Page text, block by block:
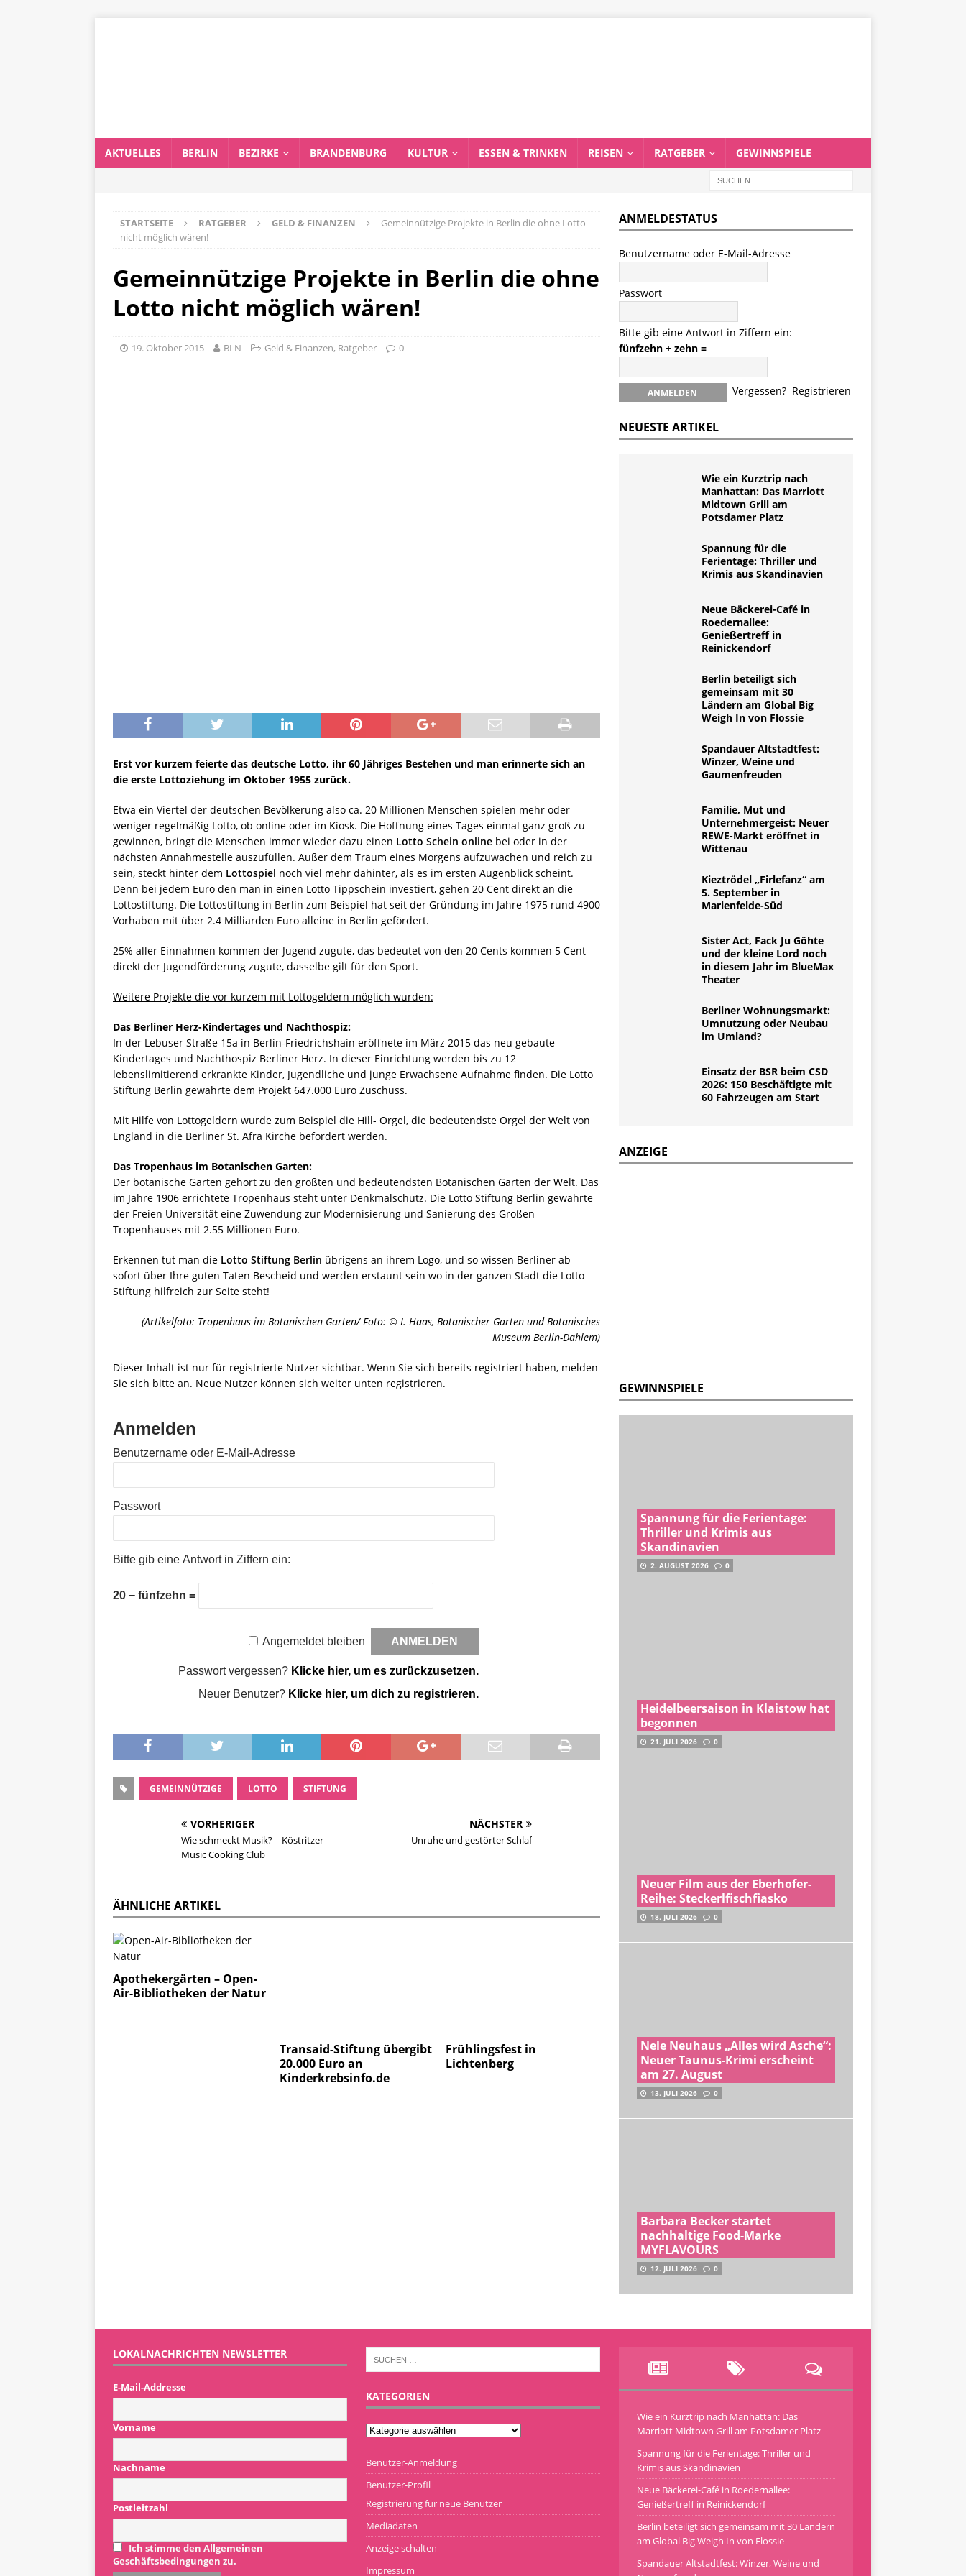
AKTUELLES BERLIN BEZIRKE BRANDENBURG KULTUR ESSEN & TRINKEN REISEN RATGEBER GEWINNSPIELE
STARTSEITE RATGEBER GELD & FINANZEN
Gemeinnützige Projekte in Berlin die ohne Lotto
nicht möglich wären!
Gemeinnützige Projekte in Berlin die ohne
Lotto nicht möglich wären!
19. Oktober 2015 BLN Geld & Finanzen, Ratgeber 0
Erst vor kurzem feierte das deutsche Lotto, ihr 60 Jähriges Bestehen und man erinnerte sich an
die erste Lottoziehung im Oktober 1955 zurück.
Etwa ein Viertel der deutschen Bevölkerung also ca. 20 Millionen Menschen spielen mehr oder
weniger regelmäßig Lotto, ob online oder im Kiosk. Die Hoffnung eines Tages einmal ganz groß zu
gewinnen, bringt die Menschen immer wieder dazu einen Lotto Schein online bei oder in der
nächsten Annahmestelle auszufüllen. Außer dem Traum eines Morgens aufzuwachen und reich zu
sein, steckt hinter dem Lottospiel noch viel mehr dahinter, als es im ersten Augenblick scheint.
Denn bei jedem Euro den man in einen Lotto Tippschein investiert, gehen 20 Cent direkt an die
Lottostiftung. Die Lottostiftung in Berlin zum Beispiel hat seit der Gründung im Jahre 1975 rund 4900
Vorhaben mit über 2.4 Milliarden Euro alleine in Berlin gefördert.
25% aller Einnahmen kommen der Jugend zugute, das bedeutet von den 20 Cents kommen 5 Cent
direkt der Jugendförderung zugute, dasselbe gilt für den Sport.
Weitere Projekte die vor kurzem mit Lottogeldern möglich wurden:
Das Berliner Herz-Kindertages und Nachthospiz:
In der Lebuser Straße 15a in Berlin-Friedrichshain eröffnete im März 2015 das neu gebaute
Kindertages und Nachthospiz Berliner Herz. In dieser Einrichtung werden bis zu 12
lebenslimitierend erkrankte Kinder, Jugendliche und junge Erwachsene Aufnahme finden. Die Lotto
Stiftung Berlin gewährte dem Projekt 647.000 Euro Zuschuss.
Mit Hilfe von Lottogeldern wurde zum Beispiel die Hill- Orgel, die bedeutendste Orgel der Welt von
England in die Berliner St. Afra Kirche befördert werden.
Das Tropenhaus im Botanischen Garten:
Der botanische Garten gehört zu den größten und bedeutendsten Botanischen Gärten der Welt. Das
im Jahre 1906 errichtete Tropenhaus steht unter Denkmalschutz. Die Lotto Stiftung Berlin gewährte
der Freien Universität eine Zuwendung zur Modernisierung und Sanierung des Großen
Tropenhauses mit 2.55 Millionen Euro.
Erkennen tut man die Lotto Stiftung Berlin übrigens an ihrem Logo, und so wissen Berliner ab
sofort über Ihre guten Taten Bescheid und werden erstaunt sein wo in der ganzen Stadt die Lotto
Stiftung hilfreich zur Seite steht!
(Artikelfoto: Tropenhaus im Botanischen Garten/ Foto: © I. Haas, Botanischer Garten und Botanisches
Museum Berlin-Dahlem)
Dieser Inhalt ist nur für registrierte Nutzer sichtbar. Wenn Sie sich bereits registriert haben, melden
Sie sich bitte an. Neue Nutzer können sich weiter unten registrieren.
Anmelden
Benutzername oder E-Mail-Adresse
Passwort
Bitte gib eine Antwort in Ziffern ein:
20 − fünfzehn =
Angemeldet bleiben
Passwort vergessen? Klicke hier, um es zurückzusetzen.
Neuer Benutzer? Klicke hier, um dich zu registrieren.
GEMEINNÜTZIGE LOTTO STIFTUNG
VORHERIGER
Wie schmeckt Musik? – Köstritzer
Music Cooking Club
NÄCHSTER
Unruhe und gestörter Schlaf
ÄHNLICHE ARTIKEL
Apothekergärten – Open-
Air-Bibliotheken der Natur
Transaid-Stiftung übergibt
20.000 Euro an
Kinderkrebsinfo.de
Frühlingsfest in
Lichtenberg
ANMELDESTATUS
Benutzername oder E-Mail-Adresse
Passwort
Bitte gib eine Antwort in Ziffern ein:
fünfzehn + zehn =
Vergessen? Registrieren
NEUESTE ARTIKEL
Wie ein Kurztrip nach
Manhattan: Das Marriott
Midtown Grill am
Potsdamer Platz
Spannung für die
Ferientage: Thriller und
Krimis aus Skandinavien
Neue Bäckerei-Café in
Roedernallee:
Genießertreff in
Reinickendorf
Berlin beteiligt sich
gemeinsam mit 30
Ländern am Global Big
Weigh In von Flossie
Spandauer Altstadtfest:
Winzer, Weine und
Gaumenfreuden
Familie, Mut und
Unternehmergeist: Neuer
REWE-Markt eröffnet in
Wittenau
Kieztrödel „Firlefanz“ am
5. September in
Marienfelde-Süd
Sister Act, Fack Ju Göhte
und der kleine Lord noch
in diesem Jahr im BlueMax
Theater
Berliner Wohnungsmarkt:
Umnutzung oder Neubau
im Umland?
Einsatz der BSR beim CSD
2026: 150 Beschäftigte mit
60 Fahrzeugen am Start
ANZEIGE
GEWINNSPIELE
Spannung für die Ferientage:
Thriller und Krimis aus
Skandinavien
2. AUGUST 2026 0
Heidelbeersaison in Klaistow hat
begonnen
21. JULI 2026 0
Neuer Film aus der Eberhofer-
Reihe: Steckerlfischfiasko
18. JULI 2026 0
Nele Neuhaus „Alles wird Asche“:
Neuer Taunus-Krimi erscheint
am 27. August
13. JULI 2026 0
Barbara Becker startet
nachhaltige Food-Marke
MYFLAVOURS
12. JULI 2026 0
LOKALNACHRICHTEN NEWSLETTER
E-Mail-Addresse
Vorname
Nachname
Postleitzahl
Ich stimme den Allgemeinen
Geschäftsbedingungen zu.
KATEGORIEN
Benutzer-Anmeldung
Benutzer-Profil
Registrierung für neue Benutzer
Mediadaten
Anzeige schalten
Impressum
Wie ein Kurztrip nach Manhattan: Das
Marriott Midtown Grill am Potsdamer Platz
Spannung für die Ferientage: Thriller und
Krimis aus Skandinavien
Neue Bäckerei-Café in Roedernallee:
Genießertreff in Reinickendorf
Berlin beteiligt sich gemeinsam mit 30 Ländern
am Global Big Weigh In von Flossie
Spandauer Altstadtfest: Winzer, Weine und